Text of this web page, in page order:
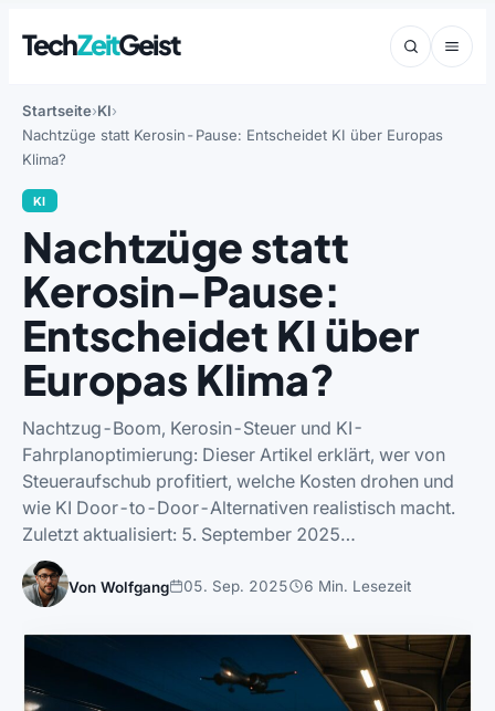
TechZeitGeist
Startseite KI
Nachtzüge statt Kerosin-Pause: Entscheidet KI über Europas
Klima?
KI
Nachtzüge statt
Kerosin-Pause:
Entscheidet KI über
Europas Klima?
Nachtzug-Boom, Kerosin-Steuer und KI-
Fahrplanoptimierung: Dieser Artikel erklärt, wer von
Steueraufschub profitiert, welche Kosten drohen und
wie KI Door-to-Door-Alternativen realistisch macht.
Zuletzt aktualisiert: 5. September 2025…
Von Wolfgang 05. Sep. 2025 6 Min. Lesezeit